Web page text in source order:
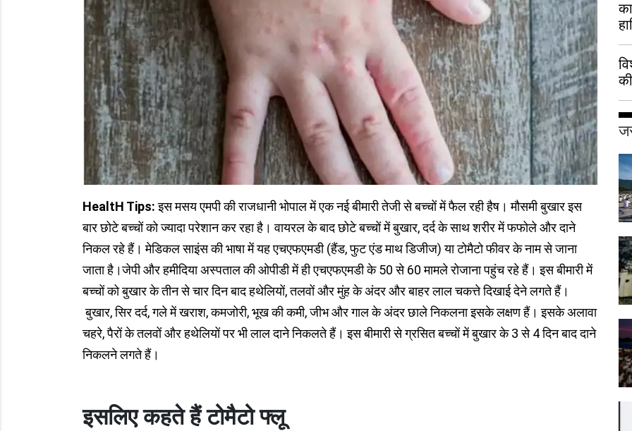
HealtH Tips:इस मसय एमपी की राजधानी भोपाल में एक नई बीमारी तेजी से बच्चों में फैल रही हैष। मौसमी बुखार इस
बार छोटे बच्चों को ज्यादा परेशान कर रहा है। वायरल के बाद छोटे बच्चों में बुखार, दर्द के साथ शरीर में फफोले और दाने
निकल रहे हैं। मेडिकल साइंस की भाषा में यह एचएफएमडी (हैंड, फुट एंड माथ डिजीज) या टोमैटो फीवर के नाम से जाना
जाता है।जेपी और हमीदिया अस्पताल की ओपीडी में ही एचएफएमडी के 50 से 60 मामले रोजाना पहुंच रहे हैं। इस बीमारी में
बच्चों को बुखार के तीन से चार दिन बाद हथेलियों, तलवों और मुंह के अंदर और बाहर लाल चकत्ते दिखाई देने लगते हैं।
बुखार, सिर दर्द, गले में खराश, कमजोरी, भूख की कमी, जीभ और गाल के अंदर छाले निकलना इसके लक्षण हैं। इसके अलावा
चहरे, पैरों के तलवों और हथेलियों पर भी लाल दाने निकलते हैं। इस बीमारी से ग्रसित बच्चों में बुखार के 3 से 4 दिन बाद दाने
निकलने लगते हैं।
इसलिए कहते हैं टोमैटो फ्लू
हुई